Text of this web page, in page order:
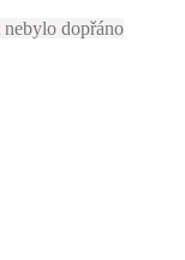
dopřáno